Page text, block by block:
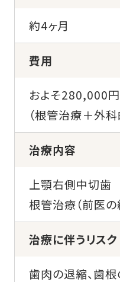
約4ヶ月
費用
およそ280,000円
（根管治療＋外
治療内容
上顎右側中切歯
根管治療（前医の
治療に伴うリスク
歯肉の退縮、歯